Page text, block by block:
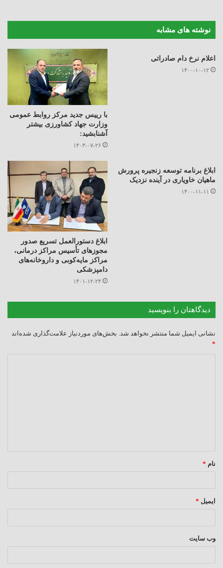
نوشته های مشابه
اعلام نرخ دام صادراتی
۱۴۰۰-۱۰-۱۲
با رییس جدید مرکز روابط عمومی
وزارت جهاد کشاورزی بیشتر
آشنابشید:
۱۴۰۳-۰۷-۲۶
ابلاغ برنامه توسعه زنجیره پرورش
ماهیان خاویاری در آینده نزدیک
۱۴۰۰-۱۱-۱۱
ابلاغ دستورالعمل تسریع صدور
مجوزهای تأسیس مراکز درمانی،
مراکز مایه‌کوبی و داروخانه‌های
دامپزشکی
۱۴۰۱-۱۲-۲۴
دیدگاهتان را بنویسید
نشانی ایمیل شما منتشر نخواهد شد. بخش‌های موردنیاز علامت‌گذاری شده‌اند
*
نام *
ایمیل *
وب‌ سایت